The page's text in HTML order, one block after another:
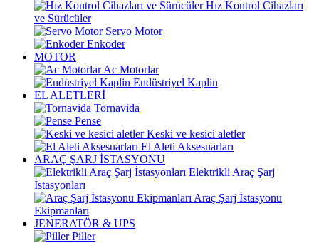
Hız Kontrol Cihazları
ve Sürücüler
Servo Motor
Enkoder
MOTOR
Ac Motorlar
Endüstriyel Kaplin
EL ALETLERİ
Tornavida
Pense
Keski ve kesici aletler
El Aleti Aksesuarları
ARAÇ ŞARJ İSTASYONU
Elektrikli Araç Şarj
İstasyonları
Araç Şarj İstasyonu
Ekipmanları
JENERATÖR & UPS
Piller